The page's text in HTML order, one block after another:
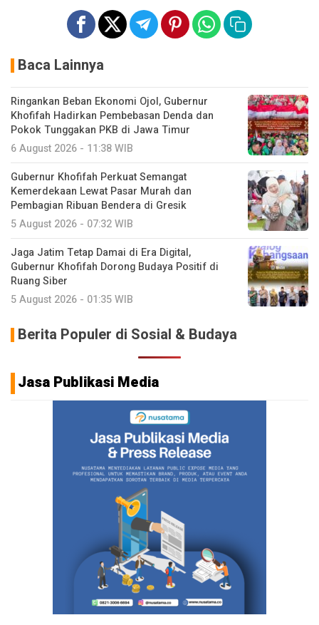
Baca Lainnya
Ringankan Beban Ekonomi Ojol, Gubernur
Khofifah Hadirkan Pembebasan Denda dan
Pokok Tunggakan PKB di Jawa Timur
6 August 2026 - 11:38 WIB
Gubernur Khofifah Perkuat Semangat
Kemerdekaan Lewat Pasar Murah dan
Pembagian Ribuan Bendera di Gresik
5 August 2026 - 07:32 WIB
Jaga Jatim Tetap Damai di Era Digital,
Gubernur Khofifah Dorong Budaya Positif di
Ruang Siber
5 August 2026 - 01:35 WIB
Berita Populer di Sosial & Budaya
Jasa Publikasi Media